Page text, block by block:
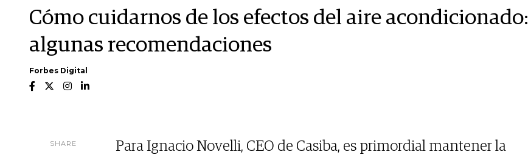
Cómo cuidarnos de los efectos del aire acondicionado:
algunas recomendaciones
Forbes Digital
SHARE
Para Ignacio Novelli, CEO de Casiba, es primordial mantener la